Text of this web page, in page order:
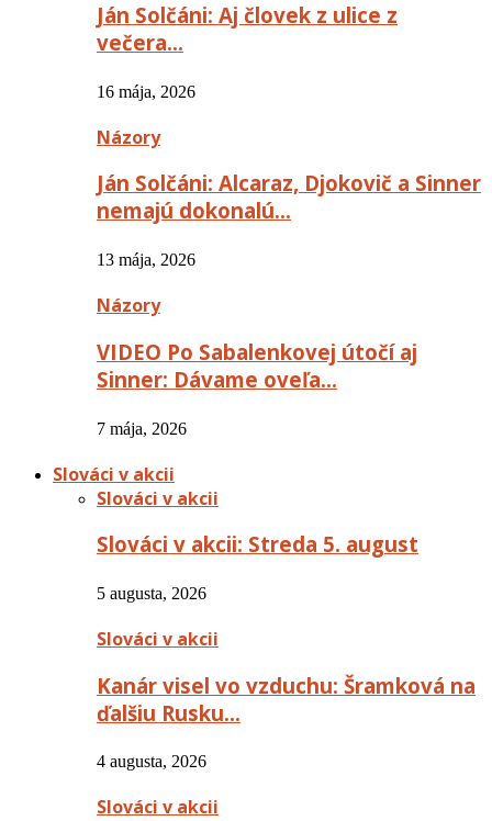
Ján Solčáni: Aj človek z ulice z
večera…
16 mája, 2026
Názory
Ján Solčáni: Alcaraz, Djokovič a Sinner
nemajú dokonalú…
13 mája, 2026
Názory
VIDEO Po Sabalenkovej útočí aj
Sinner: Dávame oveľa…
7 mája, 2026
Slováci v akcii
Slováci v akcii
Slováci v akcii: Streda 5. august
5 augusta, 2026
Slováci v akcii
Kanár visel vo vzduchu: Šramková na
ďalšiu Rusku…
4 augusta, 2026
Slováci v akcii